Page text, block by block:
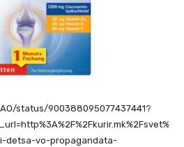
status/900388095077437441?
detsa-vo-propagandata-